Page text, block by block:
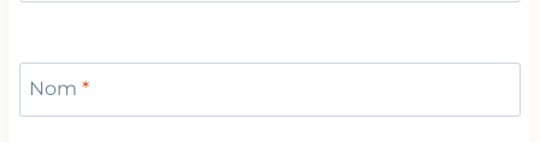
Nom *